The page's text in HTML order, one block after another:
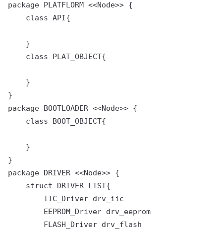
package PLATFLORM <<Node>> {
    class API{
    }
    class PLAT_OBJECT{
    }
}
package BOOTLOADER <<Node>> {
    class BOOT_OBJECT{
    }
}
package DRIVER <<Node>> {
    struct DRIVER_LIST{
        IIC_Driver drv_iic
        EEPROM_Driver drv_eeprom
        FLASH_Driver drv_flash